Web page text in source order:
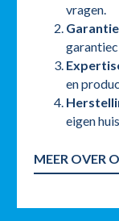
vragen.
Garantie
en
eigen
MEER OVER